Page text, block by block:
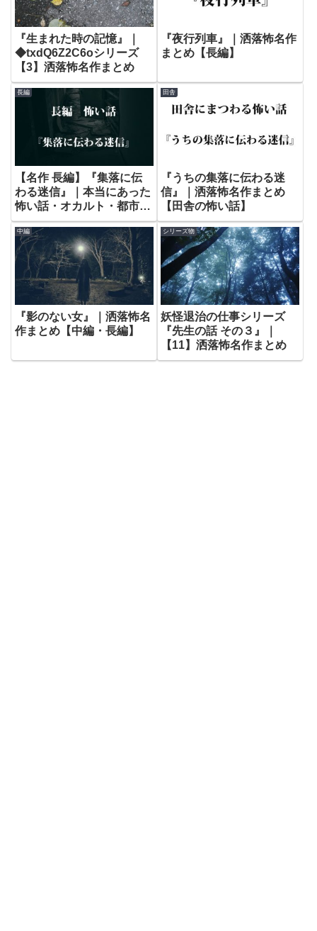
『生まれた時の記憶』｜
◆txdQ6Z2C6oシリーズ
【3】洒落怖名作まとめ
『夜行列車』｜洒落怖名作
まとめ【長編】
長編
【名作 長編】『集落に伝
わる迷信』｜本当にあった
怖い話・オカルト・都市伝
説
田舎
『うちの集落に伝わる迷
信』｜洒落怖名作まとめ
【田舎の怖い話】
中編
『影のない女』｜洒落怖名
作まとめ【中編・長編】
シリーズ物
妖怪退治の仕事シリーズ
『先生の話 その３』｜
【11】洒落怖名作まとめ